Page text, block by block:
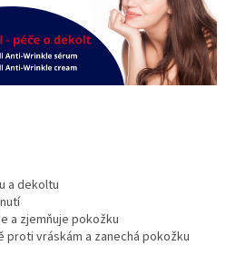
a dekoltu
a zjemňuje pokožku
proti vráskám a zanechá pokožku